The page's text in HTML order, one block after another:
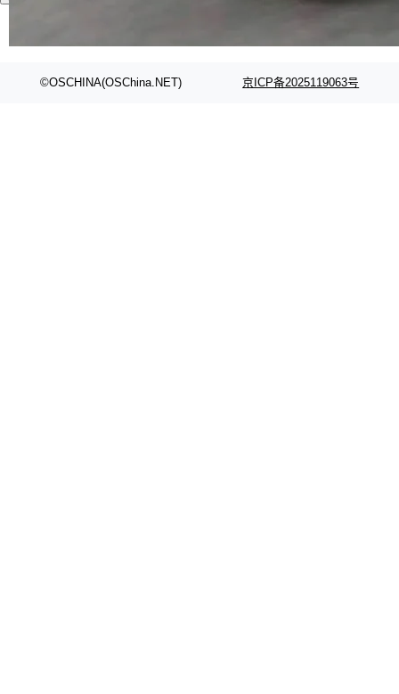
理解大规模代码仓时面临显著"代码仓理解"瓶
©OSCHINA(OSChina.NET) 京ICP备2025119063号